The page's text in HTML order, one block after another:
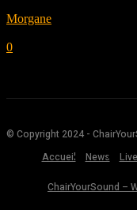
Morgane
0
© Copyright 2024 -
Accueil
News
ChairYourSound –